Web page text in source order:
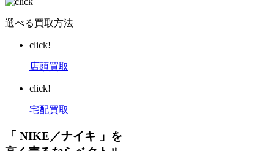
選べる買取方法
click!
店頭買取
click!
宅配買取
「 NIKE／ナイキ 」を